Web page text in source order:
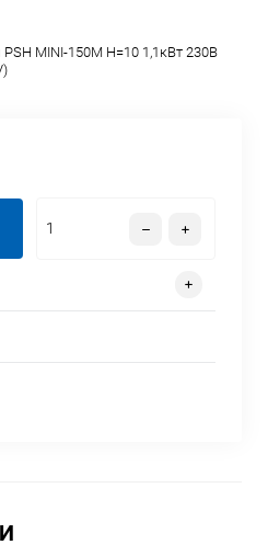
MINI-150M Н=10 1,1кВт 230В